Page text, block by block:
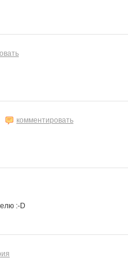
комментировать
:-D